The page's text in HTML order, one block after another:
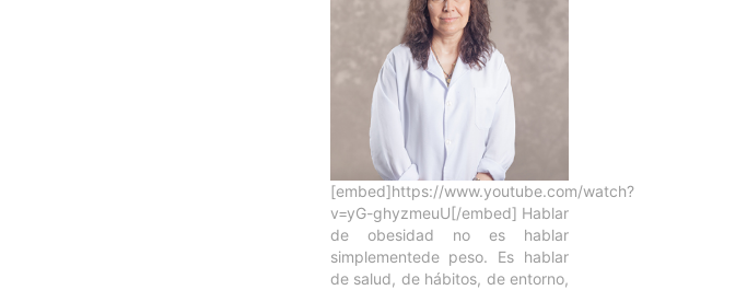
[embed]https://www.youtube.com/watch?
v=yG-ghyzmeuU[/embed] Hablar
de obesidad no es hablar
simplementede peso. Es hablar
de salud, de hábitos, de entorno,